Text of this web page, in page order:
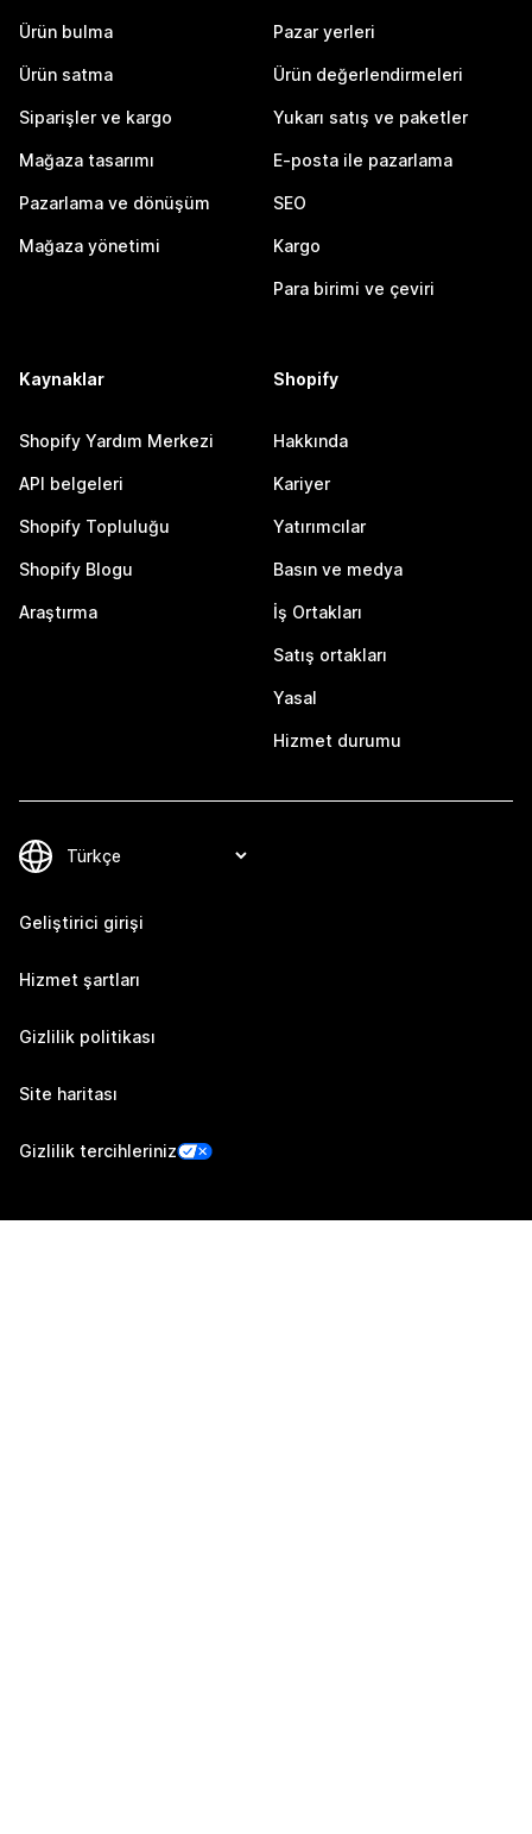
Ürün bulma
Ürün satma
Siparişler ve kargo
Mağaza tasarımı
Pazarlama ve dönüşüm
Mağaza yönetimi
Pazar yerleri
Ürün değerlendirmeleri
Yukarı satış ve paketler
E-posta ile pazarlama
SEO
Kargo
Para birimi ve çeviri
Kaynaklar
Shopify Yardım Merkezi
API belgeleri
Shopify Topluluğu
Shopify Blogu
Araştırma
Shopify
Hakkında
Kariyer
Yatırımcılar
Basın ve medya
İş Ortakları
Satış ortakları
Yasal
Hizmet durumu
Geliştirici girişi
Hizmet şartları
Gizlilik politikası
Site haritası
Gizlilik tercihleriniz